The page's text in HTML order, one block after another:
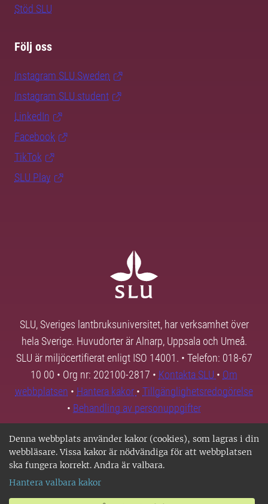
Denna webbplats använder kakor (cookies), som lagras i din
webbläsare. Vissa kakor är nödvändiga för att webbplatsen
ska fungera korrekt. Andra är valbara.
Hantera valbara kakor
Stöd SLU
Följ oss
Instagram SLU.Sweden
Instagram SLU.student
LinkedIn
Facebook
TikTok
SLU Play
SLU, Sveriges lantbruksuniversitet, har verksamhet över
hela Sverige. Huvudorter är Alnarp, Uppsala och Umeå.
SLU är miljöcertifierat enligt ISO 14001. • Telefon: 018-67
10 00 • Org nr: 202100-2817 • Kontakta SLU • Om
webbplatsen • Hantera kakor • Tillgänglighetsredogörelse
• Behandling av personuppgifter